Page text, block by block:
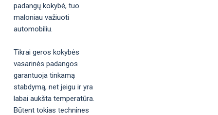
padangų kokybė, tuo
maloniau važiuoti
automobiliu.
Tikrai geros kokybės
vasarinės padangos
garantuoja tinkamą
stabdymą, net jeigu ir yra
labai aukšta temperatūra.
Būtent tokias technines